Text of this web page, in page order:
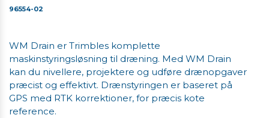
96554-02
WM Drain er Trimbles komplette
maskinstyringsløsning til dræning. Med WM Drain
kan du nivellere, projektere og udføre drænopgaver
præcist og effektivt. Drænstyringen er baseret på
GPS med RTK korrektioner, for præcis kote
reference.